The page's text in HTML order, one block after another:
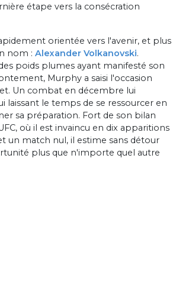
étape vers la consécration
orientée vers l'avenir, et plus
nom : Alexander Volkanovski.
poids plumes ayant manifesté son
Murphy a saisi l'occasion
Un combat en décembre lui
laissant le temps de se ressourcer en
sa préparation. Fort de son bilan
où il est invaincu en dix apparitions
un match nul, il estime sans détour
plus que n'importe quel autre